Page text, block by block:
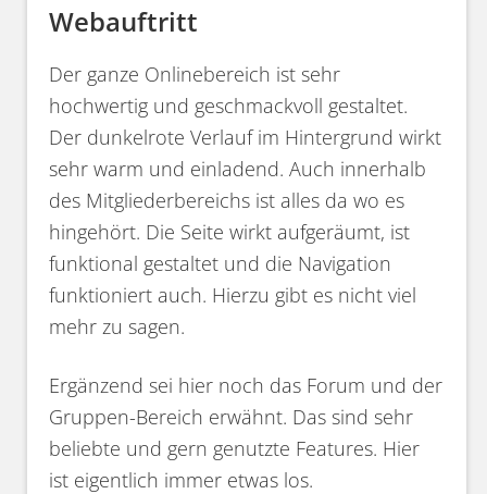
Webauftritt
Der ganze Onlinebereich ist sehr
hochwertig und geschmackvoll gestaltet.
Der dunkelrote Verlauf im Hintergrund wirkt
sehr warm und einladend. Auch innerhalb
des Mitgliederbereichs ist alles da wo es
hingehört. Die Seite wirkt aufgeräumt, ist
funktional gestaltet und die Navigation
funktioniert auch. Hierzu gibt es nicht viel
mehr zu sagen.
Ergänzend sei hier noch das Forum und der
Gruppen-Bereich erwähnt. Das sind sehr
beliebte und gern genutzte Features. Hier
ist eigentlich immer etwas los.